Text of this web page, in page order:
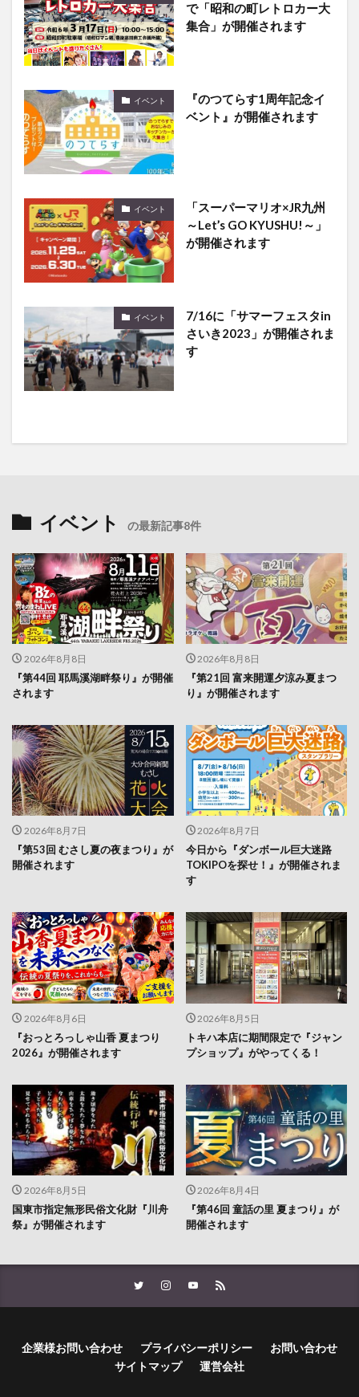
で「昭和の町レトロカー大
集合」が開催されます
イベント
『のつてらす1周年記念イ
ベント』が開催されます
イベント
「スーパーマリオ×JR九州
～Let’s GO KYUSHU!～」
が開催されます
イベント
7/16に「サマーフェスタin
さいき2023」が開催されま
す
イベント の最新記事8件
2026年8月8日
『第44回 耶馬溪湖畔祭り』が開催
されます
2026年8月8日
『第21回 富来開運夕涼み夏まつ
り』が開催されます
2026年8月7日
『第53回 むさし夏の夜まつり』が
開催されます
2026年8月7日
今日から『ダンボール巨大迷路
TOKIPOを探せ！』が開催されま
す
2026年8月6日
『おっとろっしゃ山香 夏まつり
2026』が開催されます
2026年8月5日
トキハ本店に期間限定で『ジャン
プショップ』がやってくる！
2026年8月5日
国東市指定無形民俗文化財『川舟
祭』が開催されます
2026年8月4日
『第46回 童話の里 夏まつり』が
開催されます
企業様お問い合わせ プライバシーポリシー
お問い合わせ
サイトマップ
運営会社